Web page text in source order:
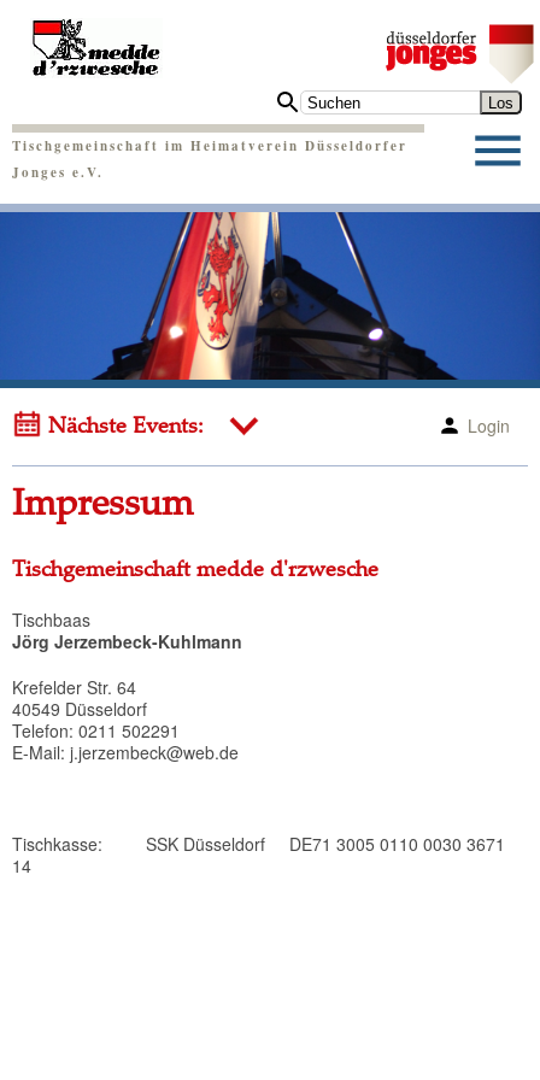
Tischgemeinschaft im Heimatverein Düsseldorfer
Jonges e.V.
Login
Nächste Events:
Impressum
Tischgemeinschaft medde d'rzwesche
Tischbaas
Jörg Jerzembeck-Kuhlmann
Krefelder Str. 64
40549 Düsseldorf
Telefon: 0211 502291
E-Mail: j.jerzembeck@web.de
Tischkasse: SSK Düsseldorf DE71 3005 0110 0030 3671
14